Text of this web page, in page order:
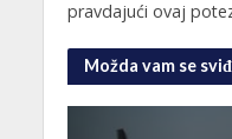
pravdajući ovaj
Možda vam se